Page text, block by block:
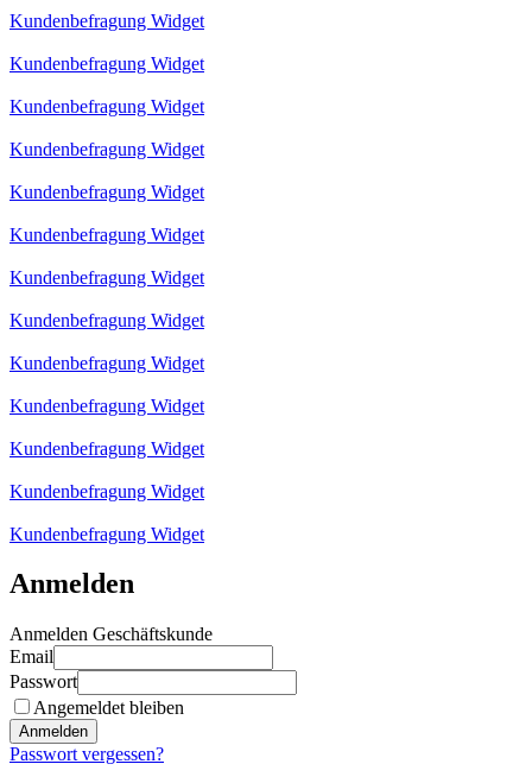
Kundenbefragung Widget
Kundenbefragung Widget
Kundenbefragung Widget
Kundenbefragung Widget
Kundenbefragung Widget
Kundenbefragung Widget
Kundenbefragung Widget
Kundenbefragung Widget
Kundenbefragung Widget
Kundenbefragung Widget
Kundenbefragung Widget
Kundenbefragung Widget
Kundenbefragung Widget
Anmelden
Anmelden Geschäftskunde
Email
Passwort
Angemeldet bleiben
Anmelden
Passwort vergessen?